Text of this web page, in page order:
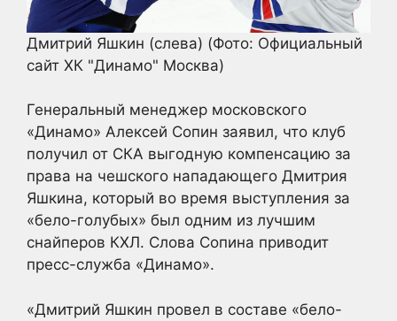
Дмитрий Яшкин (слева) (Фото: Официальный
сайт ХК "Динамо" Москва)
Генеральный менеджер московского
«Динамо» Алексей Сопин заявил, что клуб
получил от СКА выгодную компенсацию за
права на чешского нападающего Дмитрия
Яшкина, который во время выступления за
«бело-голубых» был одним из лучшим
снайперов КХЛ. Слова Сопина приводит
пресс-служба «Динамо».
«Дмитрий Яшкин провел в составе «бело-